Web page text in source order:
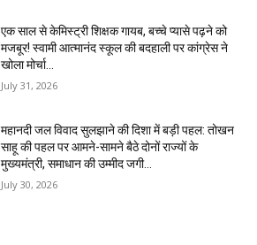
एक साल से केमिस्ट्री शिक्षक गायब, बच्चे प्यासे पढ़ने को
मजबूर! स्वामी आत्मानंद स्कूल की बदहाली पर कांग्रेस ने
खोला मोर्चा…
July 31, 2026
महानदी जल विवाद सुलझाने की दिशा में बड़ी पहल: तोखन
साहू की पहल पर आमने-सामने बैठे दोनों राज्यों के
मुख्यमंत्री, समाधान की उम्मीद जगी…
July 30, 2026